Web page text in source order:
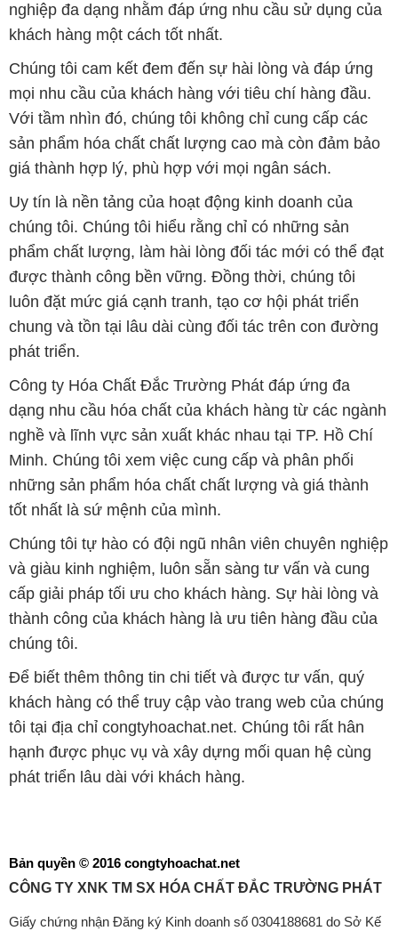
nghiệp đa dạng nhằm đáp ứng nhu cầu sử dụng của
khách hàng một cách tốt nhất.
Chúng tôi cam kết đem đến sự hài lòng và đáp ứng
mọi nhu cầu của khách hàng với tiêu chí hàng đầu.
Với tầm nhìn đó, chúng tôi không chỉ cung cấp các
sản phẩm hóa chất chất lượng cao mà còn đảm bảo
giá thành hợp lý, phù hợp với mọi ngân sách.
Uy tín là nền tảng của hoạt động kinh doanh của
chúng tôi. Chúng tôi hiểu rằng chỉ có những sản
phẩm chất lượng, làm hài lòng đối tác mới có thể đạt
được thành công bền vững. Đồng thời, chúng tôi
luôn đặt mức giá cạnh tranh, tạo cơ hội phát triển
chung và tồn tại lâu dài cùng đối tác trên con đường
phát triển.
Công ty Hóa Chất Đắc Trường Phát đáp ứng đa
dạng nhu cầu hóa chất của khách hàng từ các ngành
nghề và lĩnh vực sản xuất khác nhau tại TP. Hồ Chí
Minh. Chúng tôi xem việc cung cấp và phân phối
những sản phẩm hóa chất chất lượng và giá thành
tốt nhất là sứ mệnh của mình.
Chúng tôi tự hào có đội ngũ nhân viên chuyên nghiệp
và giàu kinh nghiệm, luôn sẵn sàng tư vấn và cung
cấp giải pháp tối ưu cho khách hàng. Sự hài lòng và
thành công của khách hàng là ưu tiên hàng đầu của
chúng tôi.
Để biết thêm thông tin chi tiết và được tư vấn, quý
khách hàng có thể truy cập vào trang web của chúng
tôi tại địa chỉ congtyhoachat.net. Chúng tôi rất hân
hạnh được phục vụ và xây dựng mối quan hệ cùng
phát triển lâu dài với khách hàng.
Bản quyền © 2016 congtyhoachat.net
CÔNG TY XNK TM SX HÓA CHẤT ĐẮC TRƯỜNG PHÁT
Giấy chứng nhận Đăng ký Kinh doanh số 0304188681 do Sở Kế